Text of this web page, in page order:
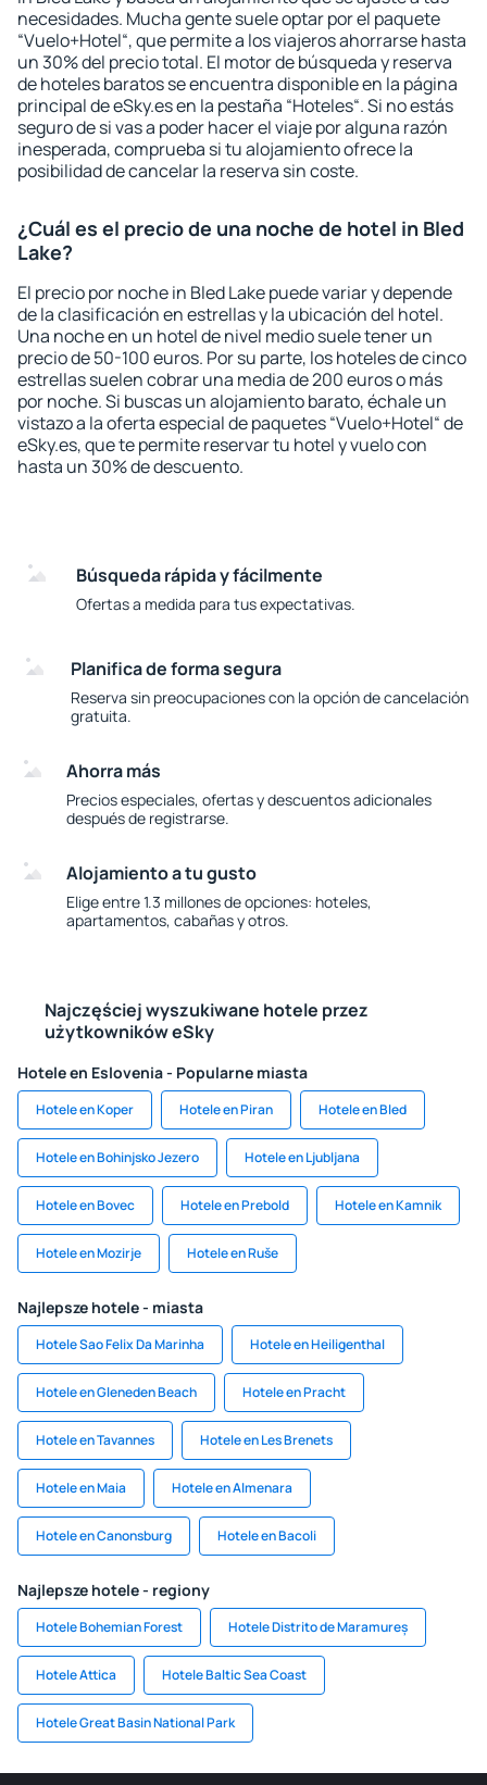
necesidades. Mucha gente suele optar por el paquete
“Vuelo+Hotel“, que permite a los viajeros ahorrarse hasta
un 30% del precio total. El motor de búsqueda y reserva
de hoteles baratos se encuentra disponible en la página
principal de eSky.es en la pestaña “Hoteles“. Si no estás
seguro de si vas a poder hacer el viaje por alguna razón
inesperada, comprueba si tu alojamiento ofrece la
posibilidad de cancelar la reserva sin coste.
¿Cuál es el precio de una noche de hotel in Bled
Lake?
El precio por noche in Bled Lake puede variar y depende
de la clasificación en estrellas y la ubicación del hotel.
Una noche en un hotel de nivel medio suele tener un
precio de 50-100 euros. Por su parte, los hoteles de cinco
estrellas suelen cobrar una media de 200 euros o más
por noche. Si buscas un alojamiento barato, échale un
vistazo a la oferta especial de paquetes “Vuelo+Hotel“ de
eSky.es, que te permite reservar tu hotel y vuelo con
hasta un 30% de descuento.
Búsqueda rápida y fácilmente
Ofertas a medida para tus expectativas.
Planifica de forma segura
Reserva sin preocupaciones con la opción de cancelación
gratuita.
Ahorra más
Precios especiales, ofertas y descuentos adicionales
después de registrarse.
Alojamiento a tu gusto
Elige entre 1.3 millones de opciones: hoteles,
apartamentos, cabañas y otros.
Najczęściej wyszukiwane hotele przez
użytkowników eSky
Hotele en Eslovenia - Popularne miasta
Hotele en Koper Hotele en Piran Hotele en Bled
Hotele en Bohinjsko Jezero Hotele en Ljubljana
Hotele en Bovec Hotele en Prebold Hotele en Kamnik
Hotele en Mozirje Hotele en Ruše
Najlepsze hotele - miasta
Hotele Sao Felix Da Marinha Hotele en Heiligenthal
Hotele en Gleneden Beach Hotele en Pracht
Hotele en Tavannes Hotele en Les Brenets
Hotele en Maia Hotele en Almenara
Hotele en Canonsburg Hotele en Bacoli
Najlepsze hotele - regiony
Hotele Bohemian Forest Hotele Distrito de Maramureș
Hotele Attica Hotele Baltic Sea Coast
Hotele Great Basin National Park